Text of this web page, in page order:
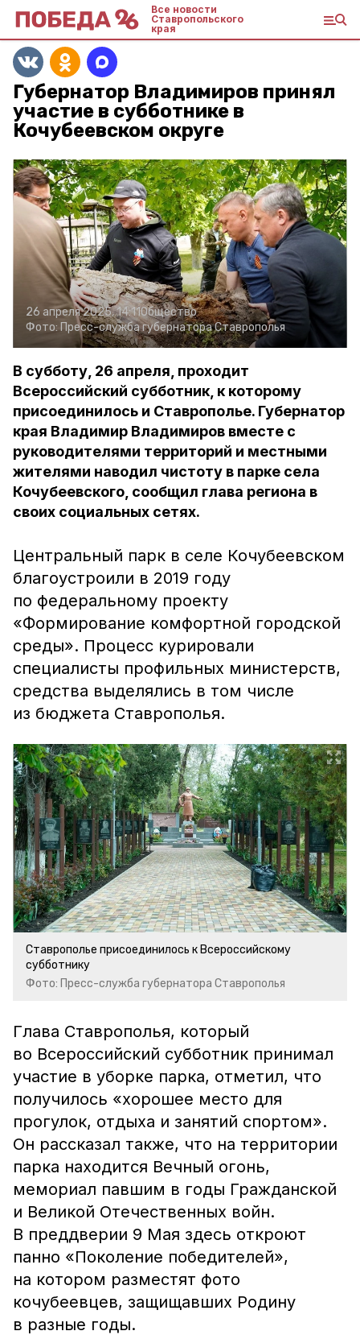
Все новости
Ставропольского
края
Губернатор Владимиров принял
участие в субботнике в
Кочубеевском округе
26 апреля 2025, 14:11Общество
Фото: Пресс-служба губернатора Ставрополья
В субботу, 26 апреля, проходит
Всероссийский субботник, к которому
присоединилось и Ставрополье. Губернатор
края Владимир Владимиров вместе с
руководителями территорий и местными
жителями наводил чистоту в парке села
Кочубеевского, сообщил глава региона в
своих социальных сетях.
Центральный парк в селе Кочубеевском
благоустроили в 2019 году
по федеральному проекту
«Формирование комфортной городской
среды». Процесс курировали
специалисты профильных министерств,
средства выделялись в том числе
из бюджета Ставрополья.
Ставрополье присоединилось к Всероссийскому
субботнику
Фото: Пресс-служба губернатора Ставрополья
Глава Ставрополья, который
во Всероссийский субботник принимал
участие в уборке парка, отметил, что
получилось «хорошее место для
прогулок, отдыха и занятий спортом».
Он рассказал также, что на территории
парка находится Вечный огонь,
мемориал павшим в годы Гражданской
и Великой Отечественных войн.
В преддверии 9 Мая здесь откроют
панно «Поколение победителей»,
на котором разместят фото
кочубеевцев, защищавших Родину
в разные годы.